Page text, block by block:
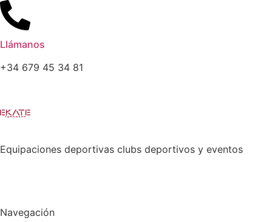
Llámanos
+34 679 45 34 81
Equipaciones deportivas clubs deportivos y eventos
Navegación